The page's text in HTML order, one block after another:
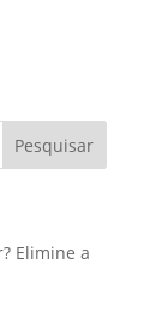
Pesquisar
Elimine a